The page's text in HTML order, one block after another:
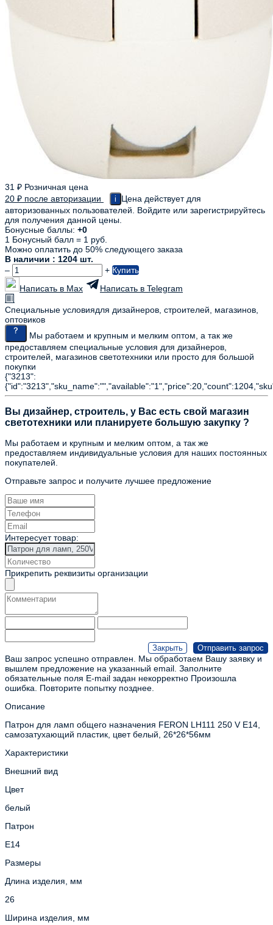
31 ₽ Розничная цена
20 ₽ после авторизации i
Цена действует для
авторизованных пользователей. Войдите или зарегистрируйтесь
для получения данной цены.
Бонусные баллы: +0
1 Бонусный балл = 1 руб.
Можно оплатить до 50% следующего заказа
В наличии : 1204 шт.
–
+ Купить
Написать в Max
Написать в Telegram
Специальные условиядля дизайнеров, строителей, магазинов,
оптовиков
Мы работаем и крупным и мелким оптом, а так же
предоставляем специальные условия для дизайнеров,
строителей, магазинов светотехники или просто для большой
покупки
{"3213":
Вы дизайнер, строитель, у Вас есть свой магазин
светотехники или планируете большую закупку ?
Мы работаем и крупным и мелким оптом, а так же
предоставляем индивидуальные условия для наших постоянных
покупателей.
Отправьте запрос и получите лучшее предложение
Интересует товар:
Прикрепить реквизиты организации
Ваш запрос успешно отправлен. Мы обработаем Вашу заявку и
вышлем предложение на указанный email. Заполните
обязательные поля E-mail задан некорректно Произошла
ошибка. Повторите попытку позднее.
Описание
Патрон для ламп общего назначения FERON LH111 250 V E14,
самозатухающий пластик, цвет белый, 26*26*56мм
Характеристики
Внешний вид
Цвет
белый
Патрон
E14
Размеры
Длина изделия, мм
26
Ширина изделия, мм